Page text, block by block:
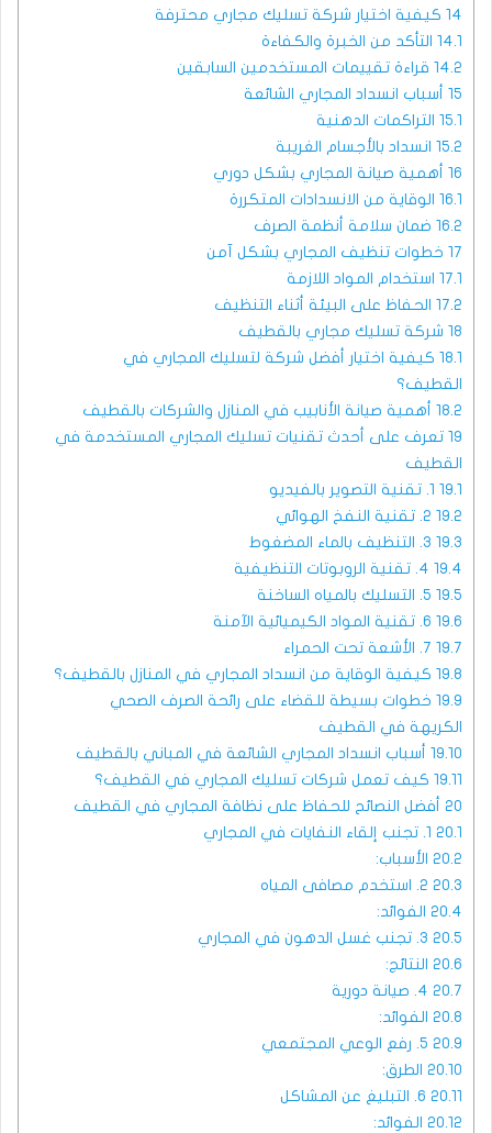
14 كيفية اختيار شركة تسليك مجاري محترفة
14.1 التأكد من الخبرة والكفاءة
14.2 قراءة تقييمات المستخدمين السابقين
15 أسباب انسداد المجاري الشائعة
15.1 التراكمات الدهنية
15.2 انسداد بالأجسام الغريبة
16 أهمية صيانة المجاري بشكل دوري
16.1 الوقاية من الانسدادات المتكررة
16.2 ضمان سلامة أنظمة الصرف
17 خطوات تنظيف المجاري بشكل آمن
17.1 استخدام المواد اللازمة
17.2 الحفاظ على البيئة أثناء التنظيف
18 شركة تسليك مجاري بالقطيف
18.1 كيفية اختيار أفضل شركة لتسليك المجاري في
القطيف؟
18.2 أهمية صيانة الأنابيب في المنازل والشركات بالقطيف
19 تعرف على أحدث تقنيات تسليك المجاري المستخدمة في
القطيف
19.1
19.2
19.3
19.4
19.5
19.6
19.7
19.8 كيفية الوقاية من انسداد المجاري في المنازل بالقطيف؟
19.9 خطوات بسيطة للقضاء على رائحة الصرف الصحي
الكريهة في القطيف
19.10 أسباب انسداد المجاري الشائعة في المباني بالقطيف
19.11 كيف تعمل شركات تسليك المجاري في القطيف؟
20 أفضل النصائح للحفاظ على نظافة المجاري في القطيف
20.1
20.2 الأسباب:
20.3
20.4 الفوائد:
20.5
20.6 النتائج:
20.7
20.8 الفوائد:
20.9
20.10 الطرق:
20.11
20.12 الفوائد: